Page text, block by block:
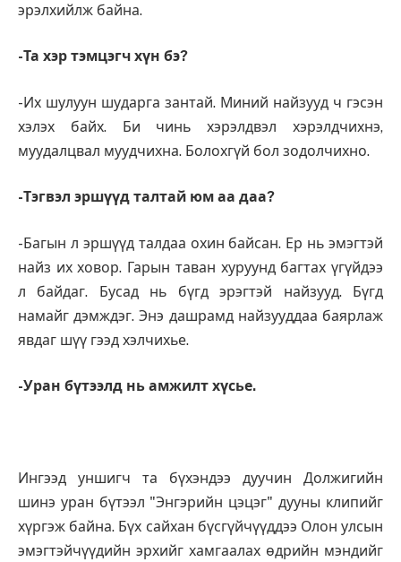
эрэлхийлж байна.
-Та хэр тэмцэгч хүн бэ?
-Их шулуун шударга зантай. Миний найзууд ч гэсэн
хэлэх байх. Би чинь хэрэлдвэл хэрэлдчихнэ,
муудалцвал муудчихна. Болохгүй бол зодолчихно.
-Тэгвэл эршүүд талтай юм аа даа?
-Багын л эршүүд талдаа охин байсан. Ер нь эмэгтэй
найз их ховор. Гарын таван хуруунд багтах үгүйдээ
л байдаг. Бусад нь бүгд эрэгтэй найзууд. Бүгд
намайг дэмждэг. Энэ дашрамд найзууддаа баярлаж
явдаг шүү гээд хэлчихье.
-Уран бүтээлд нь амжилт хүсье.
Ингээд уншигч та бүхэндээ дуучин Должигийн
шинэ уран бүтээл "Энгэрийн цэцэг" дууны клипийг
хүргэж байна. Бүх сайхан бүсгүйчүүддээ Олон улсын
эмэгтэйчүүдийн эрхийг хамгаалах өдрийн мэндийг